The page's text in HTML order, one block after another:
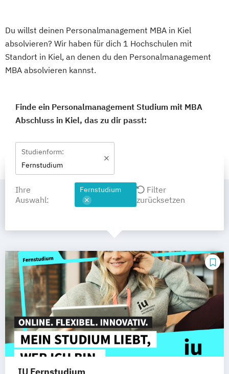
Du willst deinen Personalmanagement MBA in Kiel
absolvieren? Wir haben für dich 1 Hochschulen mit
Standort in Kiel, an denen du den Personalmanagement
MBA absolvieren kannst.
Finde ein Personalmanagement Studium mit MBA
Abschluss in Kiel, das zu dir passt:
Studienform:
Fernstudium
Ihre
Auswahl:
Fernstudium
Filter
zurücksetzen